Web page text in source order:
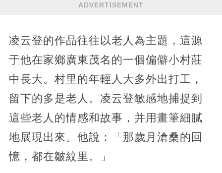
ADVERTISEMENT
凌云登的作品往往以老人為主題，這源
于他在家鄉廣東茂名的一個偏僻小村莊
中長大。村里的年輕人大多外出打工，
留下的多是老人。凌云登敏感地捕捉到
這些老人的情感和故事，并用畫筆細膩
地展現出來。他說：「那歲月滄桑的回
憶，都在皺紋里。」